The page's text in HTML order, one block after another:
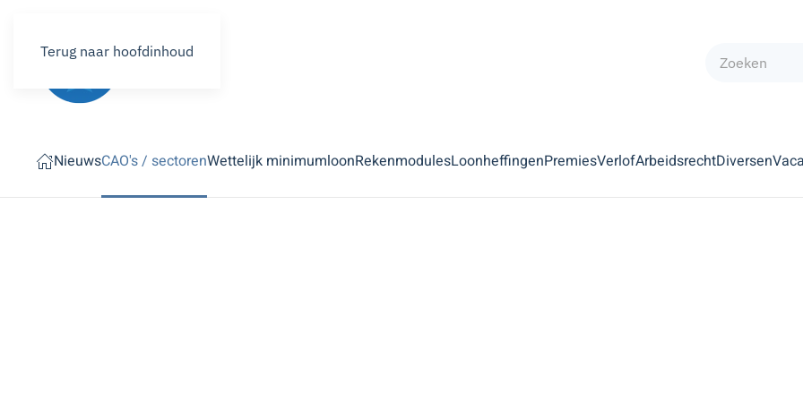
Terug naar hoofdinhoud
NieuwsCAO's / sectorenWettelijk minimumloonRekenmodulesLoonheffingenPremiesVerlofArbeidsrechtDiversen